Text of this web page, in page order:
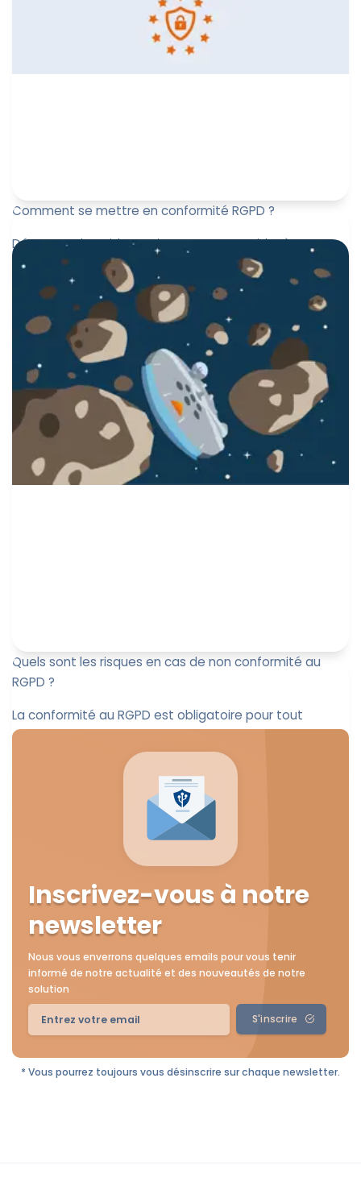
Comment se mettre en conformité RGPD ?
Découvrez le guide pratique pour vous aider à vous
mettre en conformité avec le RGPD.
Marine Boquien
15 mars 2024
Quels sont les risques en cas de non conformité au
RGPD ?
La conformité au RGPD est obligatoire pour tout
organisme qui traite des données personnelles. Quels
sont les risques en...
Jérôme de Mercey
Inscrivez-vous à notre
newsletter
Nous vous enverrons quelques emails pour vous tenir
informé de notre actualité et des nouveautés de notre
solution
S'inscrire
* Vous pourrez toujours vous désinscrire sur chaque newsletter.